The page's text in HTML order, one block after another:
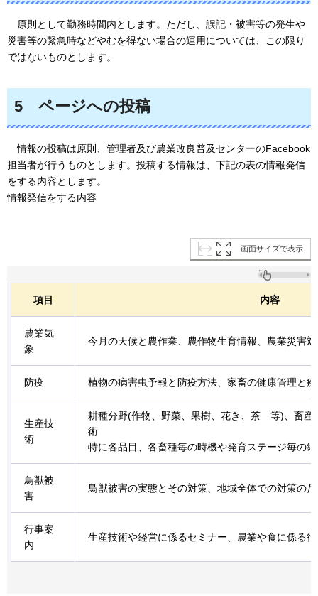
原則として勤務時間内とします。ただし、誤記・被害等の発生や
災害等の緊急時などやむを得ない場合の運用については、この限り
ではないものとします。
5 ページへの投稿
情報の投稿は原則、管理者及び農業改良普及センターのFacebook
担当者が行うものとします。投稿する情報は、下記の表の情報発信
をする内容とします。
情報発信をする内容
画面サイズで表示
項目 内容
農業気
象
今月の天候と農作業、農作物生育情報、農業災害
防疫 植物の病害虫予報と防疫方法、家畜の健康管理と
生産技
術
耕種分野(作物、野菜、果樹、花き、茶 等)、畜産
術
特に各品目、各畜種毎の時機や発育ステージ毎の
鳥獣被
害
鳥獣被害の実態とその対策、地域全体での対策の
行事案
内
生産技術や経営に係るセミナー、農業や食に係る